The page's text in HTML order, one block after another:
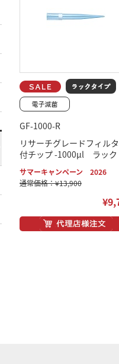
GF-1000-R
リサーチグレードフィル
付チップ -1000μl ラック
サマーキャンペーン 2026
通常価格：¥13,900